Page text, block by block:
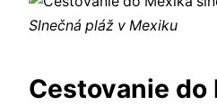
Slnečná pláž v Mexiku
Cestovanie do